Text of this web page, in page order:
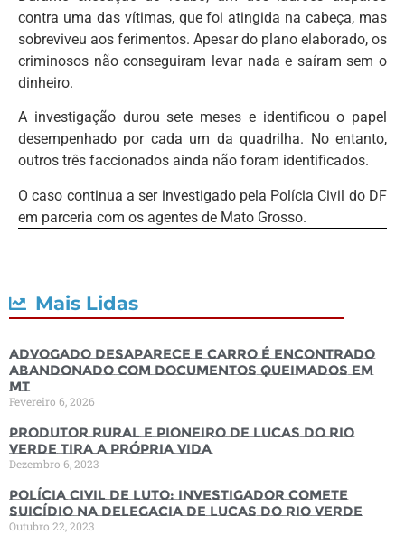
contra uma das vítimas, que foi atingida na cabeça, mas
sobreviveu aos ferimentos. Apesar do plano elaborado, os
criminosos não conseguiram levar nada e saíram sem o
dinheiro.
A investigação durou sete meses e identificou o papel
desempenhado por cada um da quadrilha. No entanto,
outros três faccionados ainda não foram identificados.
O caso continua a ser investigado pela Polícia Civil do DF
em parceria com os agentes de Mato Grosso.
Mais Lidas
Advogado desaparece e carro é encontrado
abandonado com documentos queimados em
MT
Fevereiro 6, 2026
Produtor rural e pioneiro de Lucas do Rio
Verde tira a própria vida
Dezembro 6, 2023
Polícia Civil de luto: Investigador comete
suicídio na Delegacia de Lucas do Rio Verde
Outubro 22, 2023